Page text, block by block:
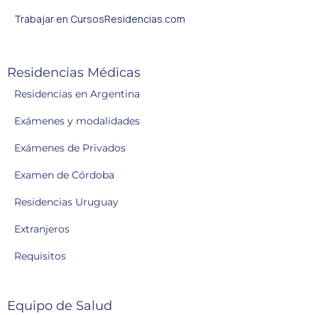
Trabajar en CursosResidencias.com
Residencias Médicas
Residencias en Argentina
Exámenes y modalidades
Exámenes de Privados
Examen de Córdoba
Residencias Uruguay
Extranjeros
Requisitos
Equipo de Salud